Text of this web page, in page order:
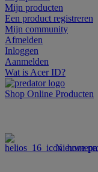
Mijn producten
Een product registreren
Mijn community
Afmelden
Inloggen
Aanmelden
Wat is Acer ID?
Shop Online Producten
Nieuwe